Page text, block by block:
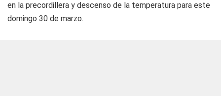
en la precordillera y descenso de la temperatura para este
domingo 30 de marzo.